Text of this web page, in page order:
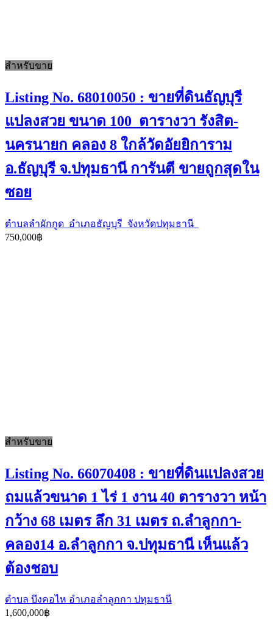
สำหรับขาย
Listing No. 68010050 : ขายที่ดินธัญบุรี
แปลงสวย ขนาด 100 ตารางวา รังสิต-
นครนายก คลอง 8 ใกล้วัดอัยยิการาม
อ.ธัญบุรี จ.ปทุมธานี การันตี ขายถูกสุดใน
ซอย
ตำบลลำผักกูด อำเภอธัญบุรี จังหวัดปทุมธานี
750,000฿
สำหรับขาย
Listing No. 66070408 : ขายที่ดินแปลงสวย
ถมแล้วขนาด 1 ไร่ 1 งาน 40 ตารางวา หน้า
กว้าง 68 เมตร ลึก 31 เมตร ถ.ลำลูกกา-
คลอง14 อ.ลำลูกกา จ.ปทุมธานี เห็นแล้ว
ต้องชอบ
ตำบล บึงคอไห อำเภอลำลูกกา ปทุมธานี
1,600,000฿